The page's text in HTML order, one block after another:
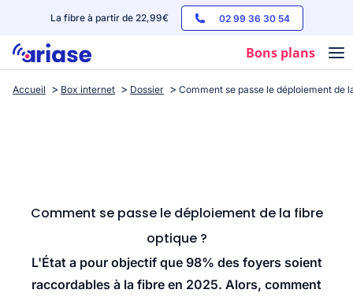
La fibre à partir de 22,99€ 02 99 36 30 54
Bons plans
Box internet
Accueil Box internet Dossier Comment se passe le déploiement de
Comment se passe le déploiement de la fibre
optique ?
L'État a pour objectif que 98% des foyers soient
raccordables à la fibre en 2025. Alors, comment